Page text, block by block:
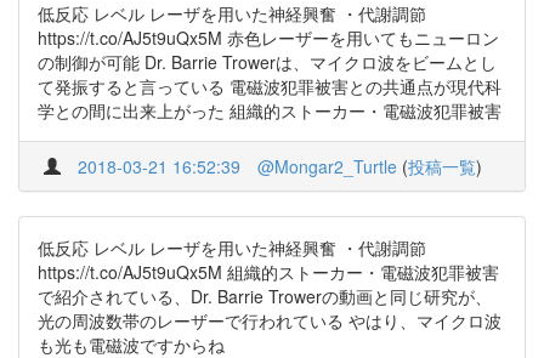
低反応 レベル レーザを用いた神経興奮 ・代謝調節
https://t.co/AJ5t9uQx5M 赤色レーザーを用いてもニューロン
の制御が可能 Dr. Barrie Trowerは、マイクロ波をビームとし
て発振すると言っている 電磁波犯罪被害との共通点が現代科
学との間に出来上がった 組織的ストーカー・電磁波犯罪被害
2018-03-21 16:52:39 @Mongar2_Turtle (投稿一覧)
低反応 レベル レーザを用いた神経興奮 ・代謝調節
https://t.co/AJ5t9uQx5M 組織的ストーカー・電磁波犯罪被害
で紹介されている、Dr. Barrie Trowerの動画と同じ研究が、
光の周波数帯のレーザーで行われている やはり、マイクロ波
も光も電磁波ですからね